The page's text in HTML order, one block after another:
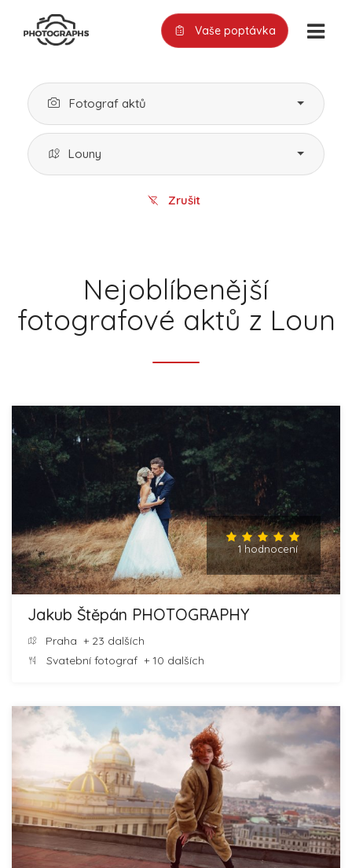
Vaše poptávka
Fotograf aktů
Louny
Zrušit
Nejoblíbenější
fotografové aktů z Loun
1 hodnocení
Jakub Štěpán PHOTOGRAPHY
Praha + 23 dalších
Svatební fotograf + 10 dalších